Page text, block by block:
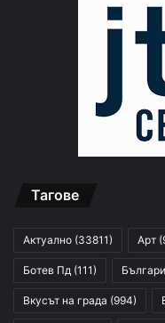
Тагове
Актуално (33811) Арт
Ботев Пд (111)
Вкусът на града (994)